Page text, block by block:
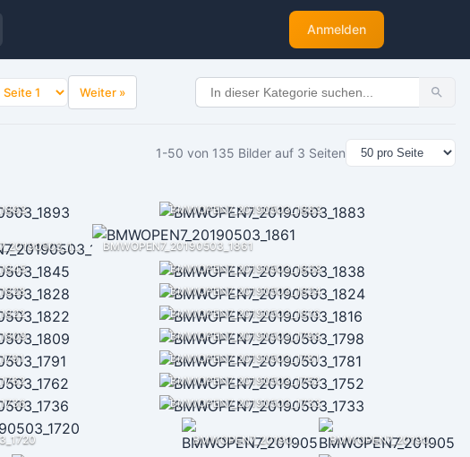
Anmelden
Weiter »
1-50 von 135 Bilder auf 3 Seiten
BMWOPEN7_20190503_1883
BMWOPEN7_20190503_1871
BMWOPEN7_20190503_1861
BMWOPEN7_20190503_1838
BMWOPEN7_20190503_1824
BMWOPEN7_20190503_1816
BMWOPEN7_20190503_1798
BMWOPEN7_20190503_1781
BMWOPEN7_20190503_1752
BMWOPEN7_20190503_1733
BMWOPEN7_20190503_1715 BMWOPEN7_20190503_1714